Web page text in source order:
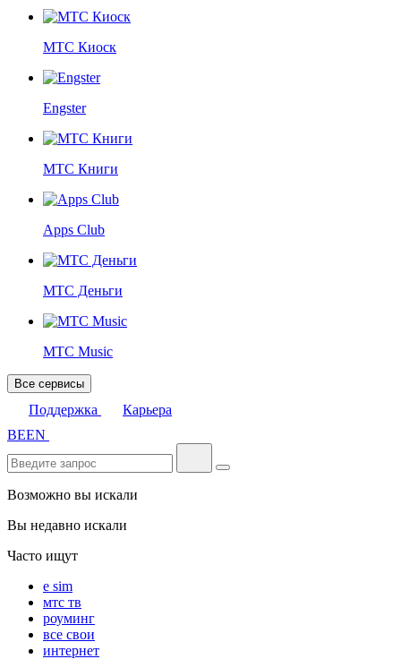
МТС Киоск
Engster
МТС Книги
Apps Club
МТС Деньги
МТС Music
Все сервисы
Поддержка
Карьера
BEEN
Возможно вы искали
Вы недавно искали
Часто ищут
e sim
мтс тв
роуминг
все свои
интернет